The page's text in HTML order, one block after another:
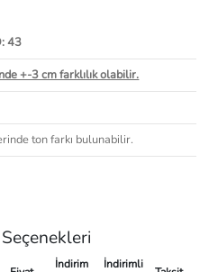
43
+-3 cm farklılık olabilir.
ton farkı bulunabilir.
İndirim
İndirimli